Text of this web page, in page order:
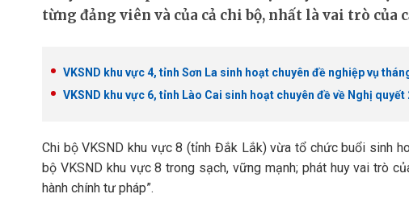
từng đảng viên và của cả chi bộ, nhất là vai trò của
VKSND khu vực 4, tỉnh Sơn La sinh hoạt chuyên đề nghiệp vụ
VKSND khu vực 6, tỉnh Lào Cai sinh hoạt chuyên đề về Nghị quyết
Chi bộ VKSND khu vực 8 (tỉnh Đắk Lắk) vừa tổ chức buổi sinh
bộ VKSND khu vực 8 trong sạch, vững mạnh; phát huy vai trò
hành chính tư pháp”.